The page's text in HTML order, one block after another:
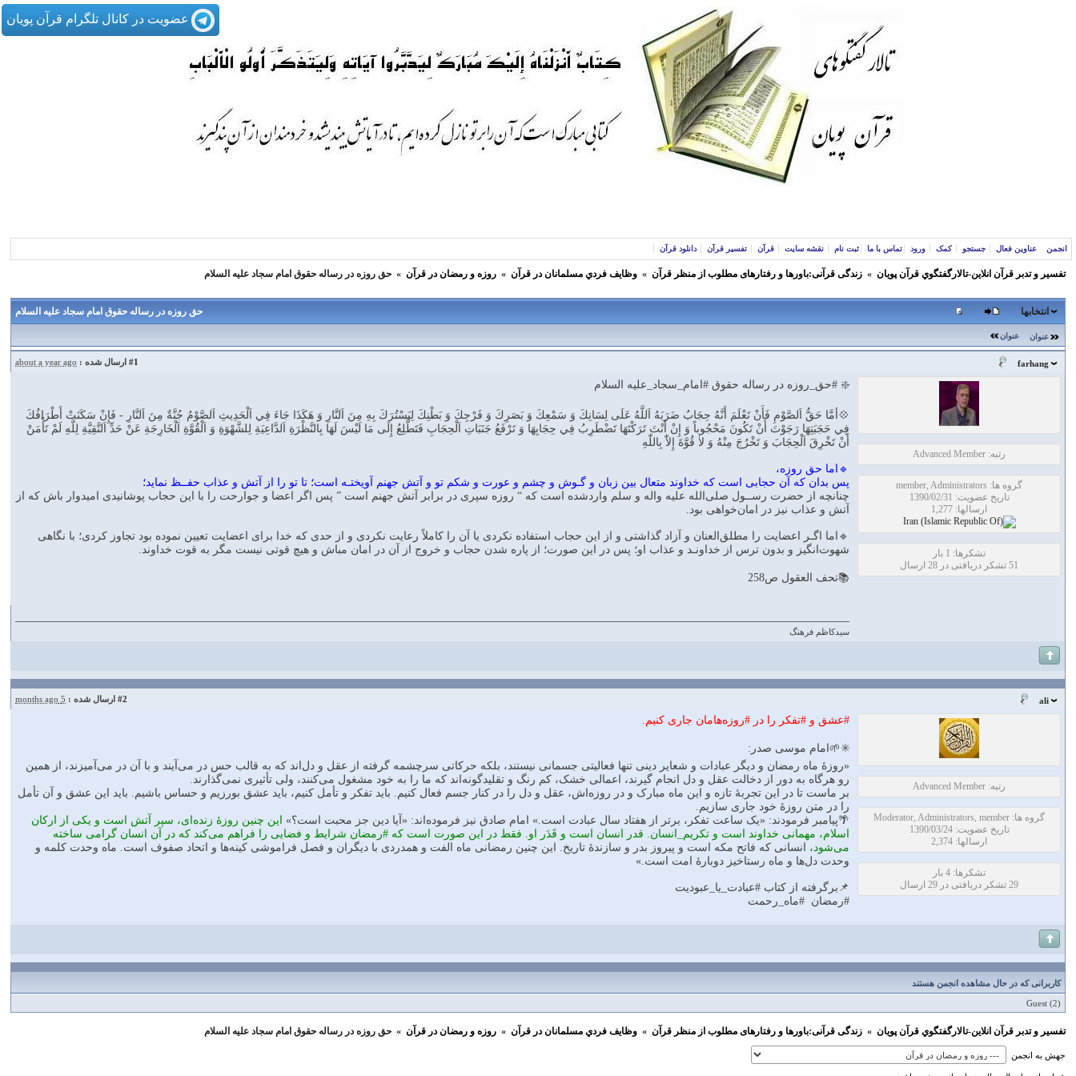
عضویت در کانال تلگرام قرآن پویان
انجمن عناوین فعال جستجو کمک ورود تماس با ما ثبت نام نقشه سایت قرآن تفسیر قرآن دانلود قرآن
تفسير و‌ تدبر قرآن انلاين-تالارگفتگوي قرآن پویان » زندگی قرآنی:باورها و رفتارهای مطلوب از منظر قرآن » وظايف فردي مسلمانان در قرآن » روزه و رمضان در قرآن » حق روزه در رساله حقوق امام سجاد علیه السلام
حق روزه در رساله حقوق امام سجاد علیه السلام انتخابها
عنوان عنوان
farhang
#1 ارسال شده : about a year ago
رتبه: Advanced Member
گروه ها: member, Administrators
تاریخ عضویت: 1390/02/31
ارسالها: 1,277
تشکرها: 1 بار
51 تشکر دریافتی در 28 ارسال
❇️ #حق_روزه در رساله حقوق #امام_سجاد_علیه السلام
💠أمَّا حَقُّ اَلصَّوْمِ فَأَنْ تَعْلَمَ أَنَّهُ حِجَابٌ ضَرَبَهُ اَللَّهُ عَلَى لِسَانِكَ وَ سَمْعِكَ وَ بَصَرِكَ وَ فَرْجِكَ وَ بَطْنِكَ لِيَسْتُرَكَ بِهِ مِنَ اَلنَّارِ وَ هَكَذَا جَاءَ فِي اَلْحَدِيثِ اَلصَّوْمُ جُنَّةٌ مِنَ اَلنَّارِ - فَإِنْ سَكَنَتْ أَطْرَافُكَ
فِي حَجَبَتِهَا رَجَوْتَ أَنْ تَكُونَ مَحْجُوباً وَ إِنْ أَنْتَ تَرَكْتَهَا تَضْطَرِبُ فِي حِجَابِهَا وَ تَرْفَعُ جَنَبَاتِ اَلْحِجَابِ فَتَطَّلِعُ إِلَى مَا لَيْسَ لَهَا بِالنَّظْرَةِ اَلدَّاعِيَةِ لِلشَّهْوَةِ وَ اَلْقُوَّةِ اَلْخَارِجَةِ عَنْ حَدِّ اَلتَّقِيَّةِ لِلَّهِ لَمْ تَأْمَنْ
أَنْ تَخْرِقَ اَلْحِجَابَ وَ تَخْرُجَ مِنْهُ وَ لاٰ قُوَّةَ إِلاّٰ بِاللّٰهِ
🔹اما حق روزه،
پس بدان که آن حجابی است که خداوند متعال بین زبان و گـوش و چشم و عورت و شکم تو و آتش جهنم آویختـه است؛ تا تو را از آتش و عذاب حفــظ نماید؛
چنانچه از حضرت رســول صلی‌الله علیه واله و سلم واردشده است که “ روزه سپری در برابر آتش جهنم است ” پس اگر اعضا و جوارحت را با این حجاب پوشانیدی امیدوار باش که از
آتش و عذاب نیز در امان‌خواهی بود.
🔹اما اگـر اعضایت را مطلق‌العنان و آزاد گذاشتی و از این حجاب استفاده نکردی یا آن را کاملاً رعایت نکردی و از حدی که خدا برای اعضایت تعیین نموده بود تجاوز کردی؛ با نگاهی
شهوت‌انگیز و بدون ترس از خداونـد و عذاب او؛ پس در این صورت؛ از پاره شدن حجاب و خروج از آن در امان مباش و هیچ قوتی نیست مگر به قوت خداوند.
📚تحف العقول ص258
سیدکاظم فرهنگ
ali
#2 ارسال شده : 5 months ago
رتبه: Advanced Member
گروه ها: Moderator, Administrators, member
تاریخ عضویت: 1390/03/24
ارسالها: 2,374
تشکرها: 4 بار
29 تشکر دریافتی در 29 ارسال
#عشق و #تفکر را در #روزه‌هامان جاری کنیم.
✳️🌱امام موسی صدر:
«روزۀ ماه رمضان و دیگر عبادات و شعایر دینی تنها فعالیتی جسمانی نیستند، بلکه حرکاتی سرچشمه گرفته از عقل و دل‌اند که به قالب حس در می‌آیند و با آن در می‌‌آمیزند، از همین
رو هر‌گاه به دور از دخالت عقل و دل انجام گیرند، اعمالی خشک، کم رنگ و تقلیدگونه‌اند که ما را به خود مشغول می‌کنند، ولی تأثیری نمی‌گذارند.
بر ماست تا در این تجربۀ تازه و این ماه مبارک و در روزه‌اش، عقل و دل را در کنار جسم فعال کنیم. باید تفکر و تأمل کنیم، باید عشق بورزیم و حساس باشیم. باید این عشق و آن تأمل
را در متن روزۀ خود جاری سازیم.
🌴پیامبر فرمودند: «یک ساعت تفکر، بر‌تر از هفتاد سال عبادت است.» امام صادق نیز فرموده‌اند: «آیا دین جز محبت است؟» این چنین روزۀ زنده‌ای، سپر آتش است و یکی از ارکان
اسلام، مهمانی خداوند است و تکریم_انسان. قدر انسان است و قَدَر او. فقط در این صورت است که #رمضان شرایط و فضایی را فراهم می‌کند که در آن انسان گرامی ساخته
می‌شود، انسانی که فاتح مکه است و پیروز بدر و سازندۀ تاریخ. این چنین رمضانی ماه الفت و همدردی با دیگران و فصل فراموشی کینه‌‌ها و اتحاد صفوف است. ماه وحدت کلمه و
وحدت دل‌‌ها و ماه رستاخیز دوبارۀ امت است.»
📌برگرفته از کتاب #عبادت_یا_عبودیت
#رمضان #ماه_رحمت
کاربرانی که در حال مشاهده انجمن هستند
Guest (2)
تفسير و‌ تدبر قرآن انلاين-تالارگفتگوي قرآن پویان » زندگی قرآنی:باورها و رفتارهای مطلوب از منظر قرآن » وظايف فردي مسلمانان در قرآن » روزه و رمضان در قرآن » حق روزه در رساله حقوق امام سجاد علیه السلام
جهش به انجمن